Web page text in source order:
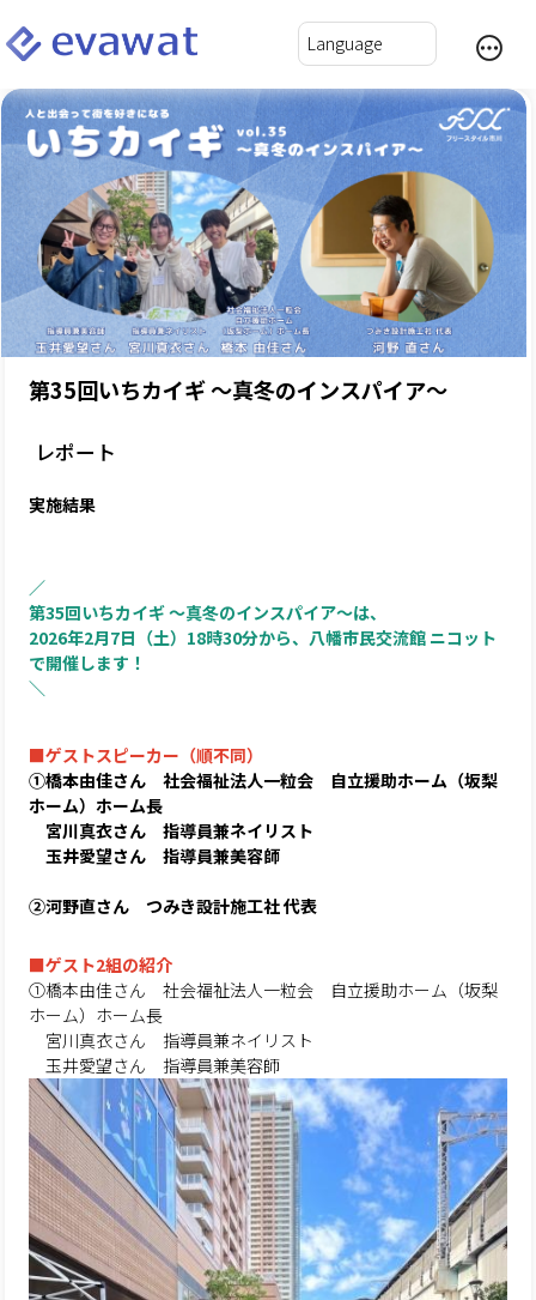
第35回いちカイギ ～真冬のインスパイア～
レポート
実施結果
／
第35回いちカイギ ～真冬のインスパイア～は、
2026年2月7日（土）18時30分から、八幡市民交流館 ニコット
で開催します！
＼
■ゲストスピーカー（順不同）
①橋本由佳さん 社会福祉法人一粒会 自立援助ホーム（坂梨
ホーム）ホーム長
宮川真衣さん 指導員兼ネイリスト
玉井愛望さん 指導員兼美容師
②河野直さん つみき設計施工社 代表
■ゲスト2組の紹介
①橋本由佳さん 社会福祉法人一粒会 自立援助ホーム（坂梨
ホーム）ホーム長
宮川真衣さん 指導員兼ネイリスト
玉井愛望さん 指導員兼美容師